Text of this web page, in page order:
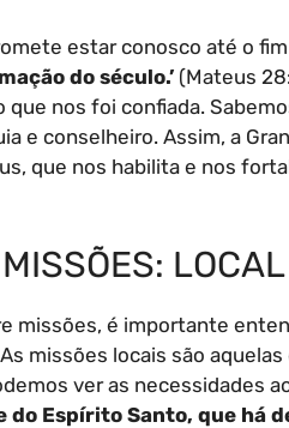
estar conosco até o
do século.’ (Mateus
que nos foi confiada.
e conselheiro. Assim, a
que nos habilita e nos
missões, é importante
missões locais são
ver as necessidades
Espírito Santo, que há